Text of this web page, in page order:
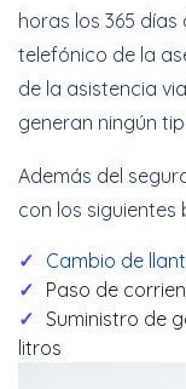
horas los 365
telefónico de la
de la asistencia
generan ningún
Además del
con los siguientes
Cambio de
Paso de
Suministro de
litros